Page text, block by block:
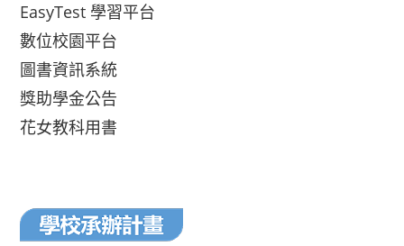
EasyTest 學習平台
數位校園平台
圖書資訊系統
獎助學金公告
花女教科用書